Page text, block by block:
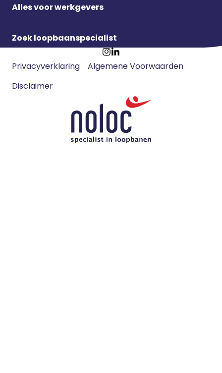
Alles voor werkgevers
Zoek loopbaanspecialist
GaGa
Footer
navigatie
Privacyverklaring
Algemene Voorwaarden
Disclaimer